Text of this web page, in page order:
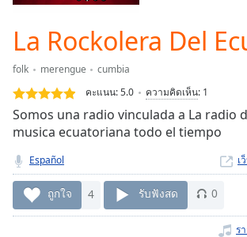
Current
Time0:00
Loaded:
0.00%
Stream
Seek to
live,
currently
behind
liveLIVE
La Rockolera Del
folk merengue
cumbia
คะแนน:5.0 ความคิดเห็น: 1
Somos una radio vinculada a La radio
musica ecuatoriana todo el tiempo
Español เ
ถูกใจ 4 รับฟังสด 0
ร